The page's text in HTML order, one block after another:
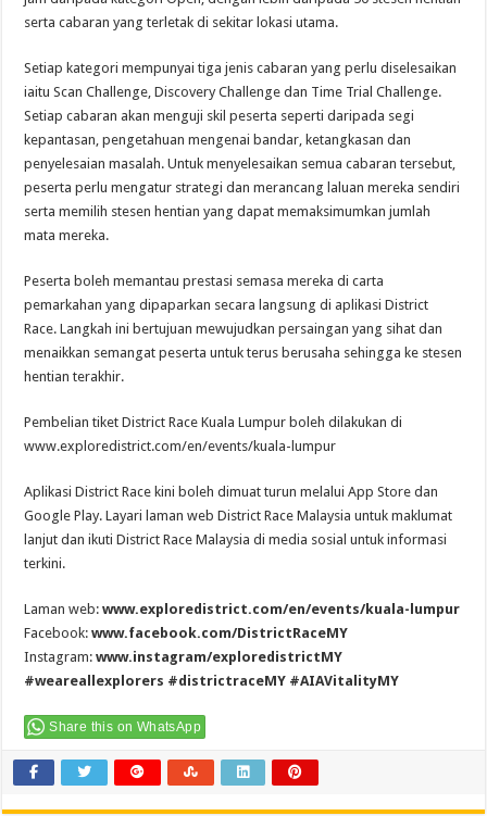
serta cabaran yang terletak di sekitar lokasi utama.
Setiap kategori mempunyai tiga jenis cabaran yang perlu diselesaikan
iaitu Scan Challenge, Discovery Challenge dan Time Trial Challenge.
Setiap cabaran akan menguji skil peserta seperti daripada segi
kepantasan, pengetahuan mengenai bandar, ketangkasan dan
penyelesaian masalah. Untuk menyelesaikan semua cabaran tersebut,
peserta perlu mengatur strategi dan merancang laluan mereka sendiri
serta memilih stesen hentian yang dapat memaksimumkan jumlah
mata mereka.
Peserta boleh memantau prestasi semasa mereka di carta
pemarkahan yang dipaparkan secara langsung di aplikasi District
Race. Langkah ini bertujuan mewujudkan persaingan yang sihat dan
menaikkan semangat peserta untuk terus berusaha sehingga ke stesen
hentian terakhir.
Pembelian tiket District Race Kuala Lumpur boleh dilakukan di
www.exploredistrict.com/en/events/kuala-lumpur
Aplikasi District Race kini boleh dimuat turun melalui App Store dan
Google Play. Layari laman web District Race Malaysia untuk maklumat
lanjut dan ikuti District Race Malaysia di media sosial untuk informasi
terkini.
Laman web:www.exploredistrict.com/en/events/kuala-lumpur
Facebook:www.facebook.com/DistrictRaceMY
Instagram:www.instagram/exploredistrictMY
#weareallexplorers #districtraceMY #AIAVitalityMY
Share this on WhatsApp